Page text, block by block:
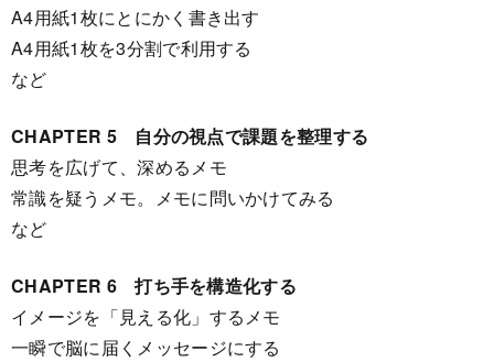
A4用紙1枚にとにかく書き出す
A4用紙1枚を3分割で利用する
など
CHAPTER 5 自分の視点で課題を整理する
思考を広げて、深めるメモ
常識を疑うメモ。メモに問いかけてみる
など
CHAPTER 6 打ち手を構造化する
イメージを「見える化」するメモ
一瞬で脳に届くメッセージにする